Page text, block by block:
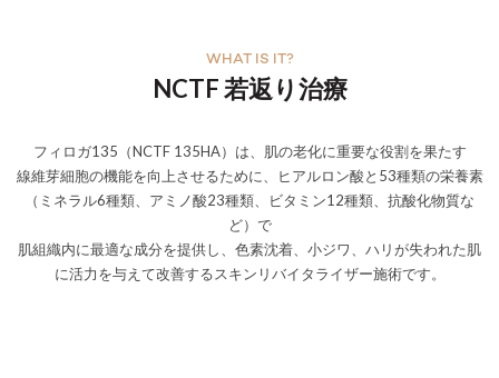
NCTF 若返り治療
WHAT IS IT?
フィロガ135（NCTF 135HA）は、肌の老化に重要な役割を果たす
線維芽細胞の機能を向上させるために、ヒアルロン酸と53種類の栄養素
（ミネラル6種類、アミノ酸23種類、ビタミン12種類、抗酸化物質な
ど）で
肌組織内に最適な成分を提供し、色素沈着、小ジワ、ハリが失われた肌
に活力を与えて改善するスキンリバイタライザー施術です。